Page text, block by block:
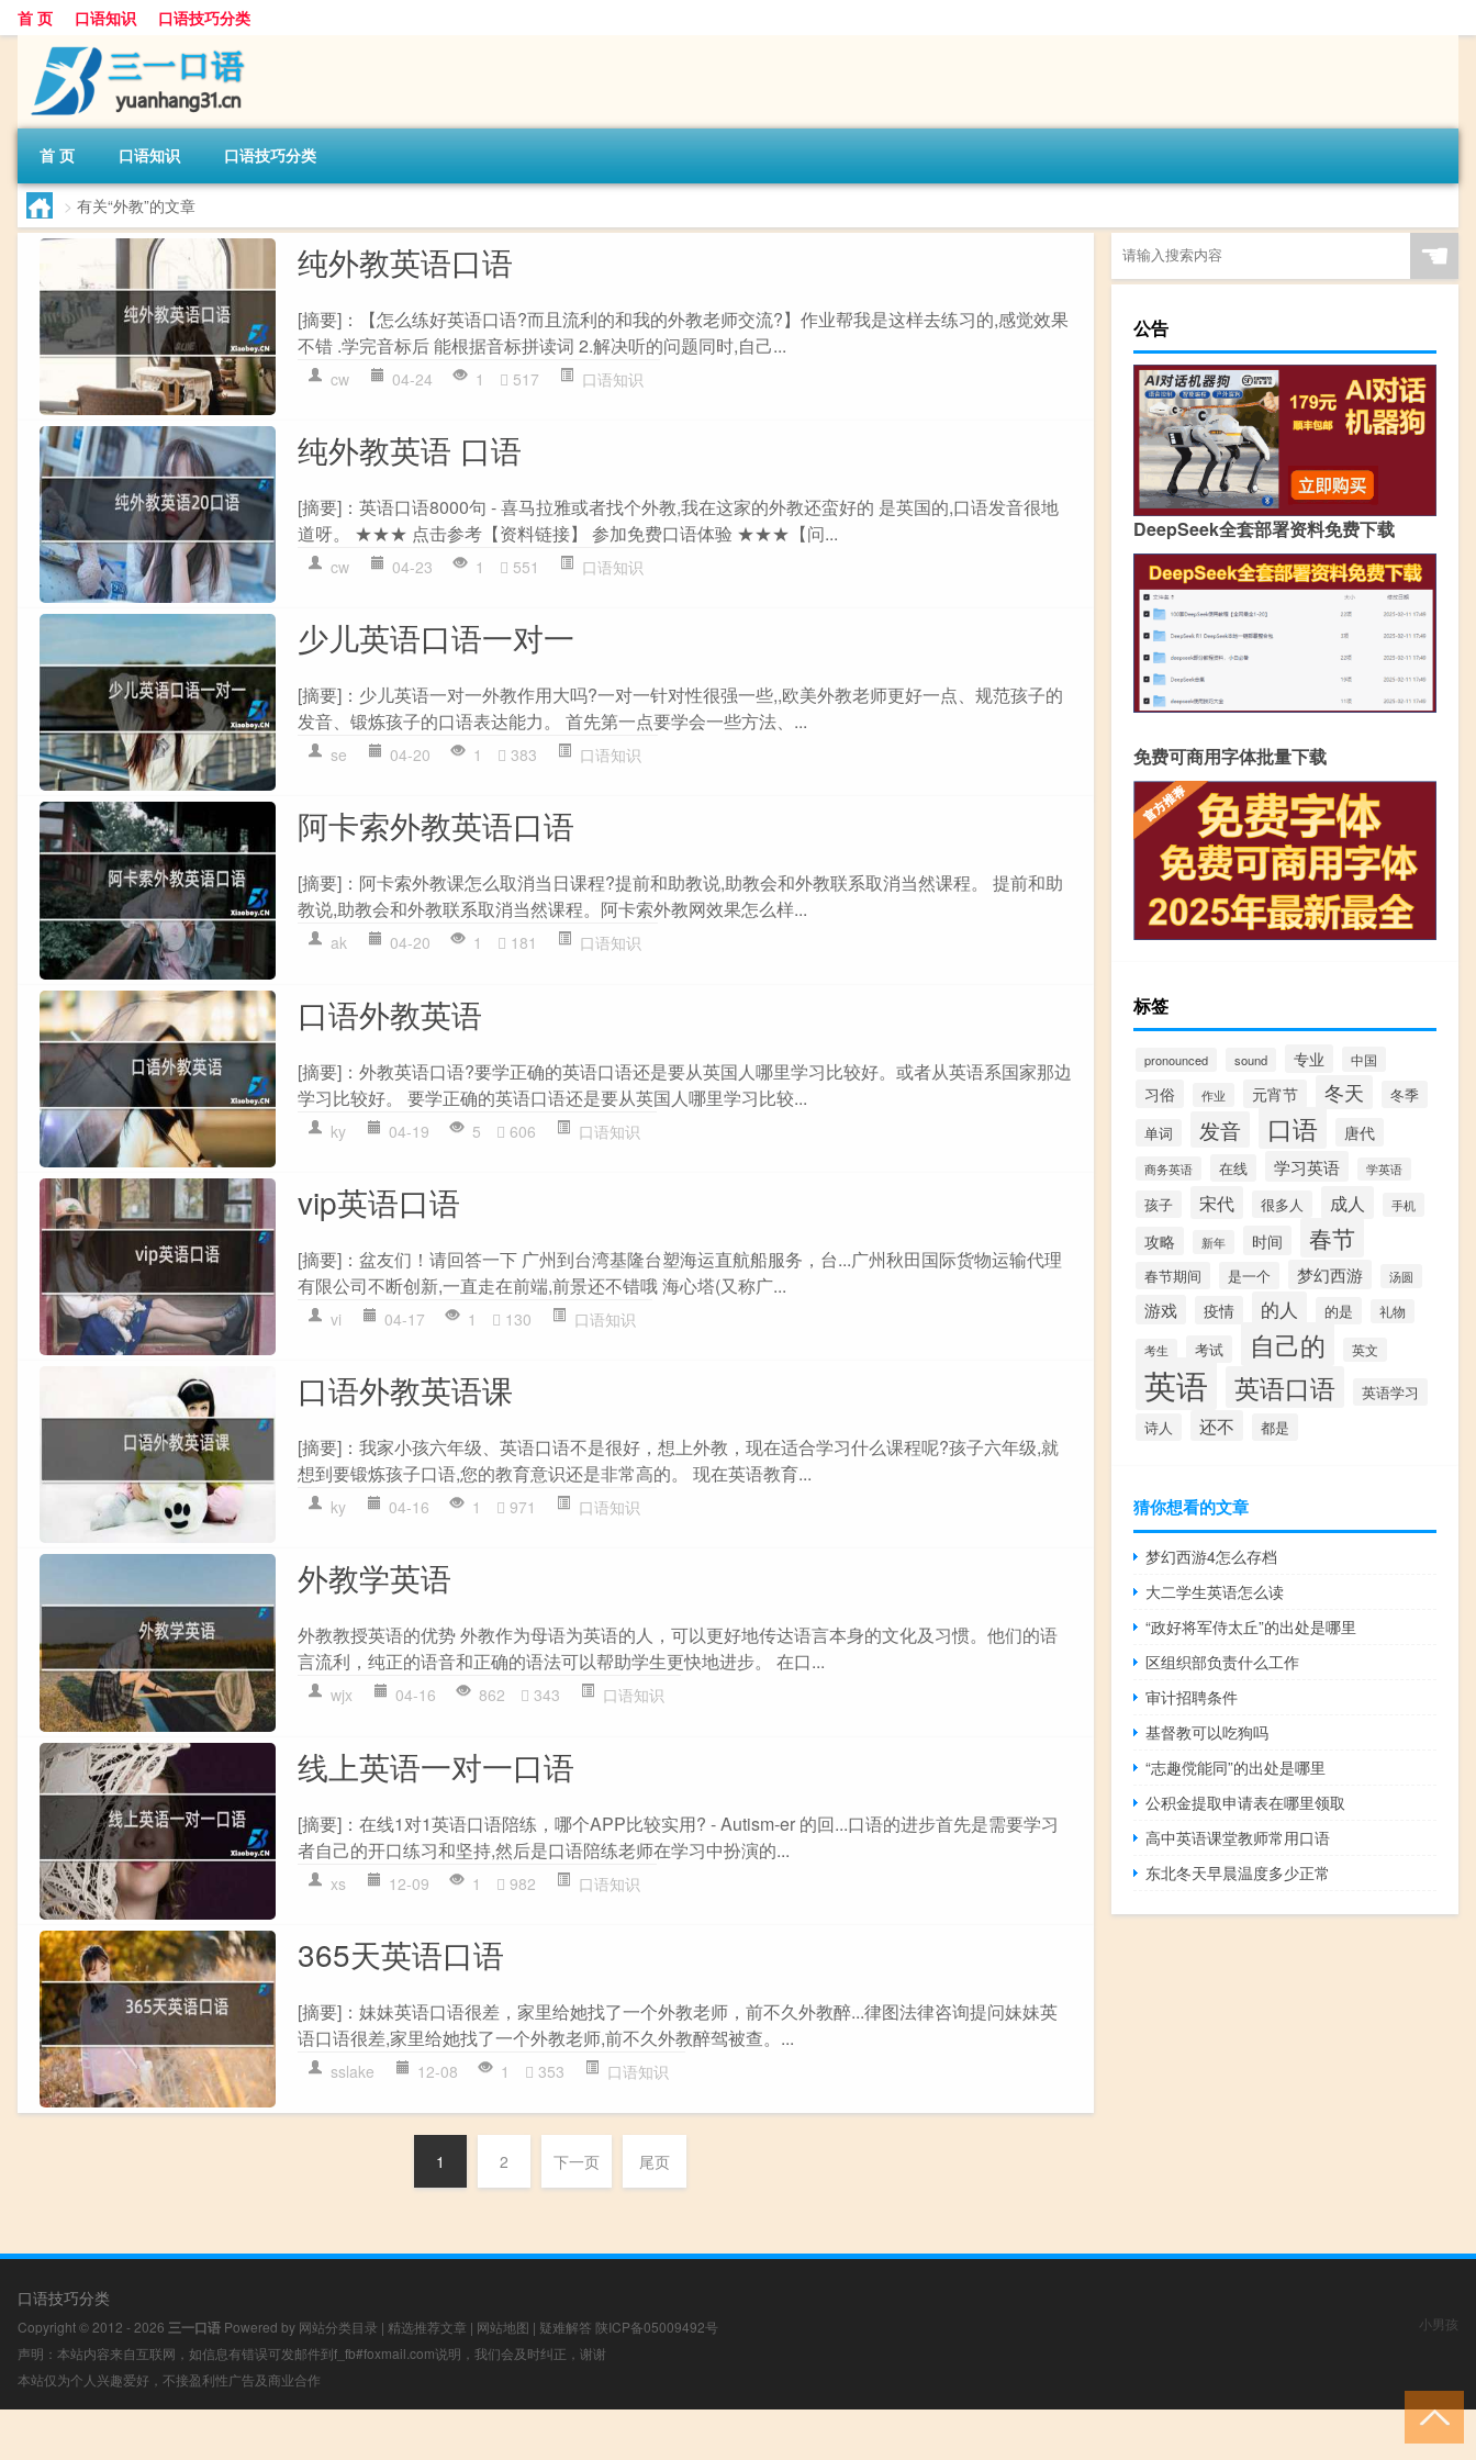
首 页 口语知识 口语技巧分类
首 页 口语知识 口语技巧分类
> 有关“外教”的文章
纯外教英语口语
[摘要]：【怎么练好英语口语?而且流利的和我的外教老师交流?】作业帮我是这样去练习的,感觉效果
不错 .学完音标后 能根据音标拼读词 2.解决听的问题同时,自己...
cw 04-24 1 517 口语知识
纯外教英语 口语
[摘要]：英语口语8000句 - 喜马拉雅或者找个外教,我在这家的外教还蛮好的 是英国的,口语发音很地
道呀。 ★★★ 点击参考【资料链接】 参加免费口语体验 ★★★【问...
cw 04-23 1 551 口语知识
少儿英语口语一对一
[摘要]：少儿英语一对一外教作用大吗?一对一针对性很强一些,,欧美外教老师更好一点、规范孩子的
发音、锻炼孩子的口语表达能力。 首先第一点要学会一些方法、...
se 04-20 1 383 口语知识
阿卡索外教英语口语
[摘要]：阿卡索外教课怎么取消当日课程?提前和助教说,助教会和外教联系取消当然课程。 提前和助
教说,助教会和外教联系取消当然课程。阿卡索外教网效果怎么样...
ak 04-20 1 181 口语知识
口语外教英语
[摘要]：外教英语口语?要学正确的英语口语还是要从英国人哪里学习比较好。或者从英语系国家那边
学习比较好。 要学正确的英语口语还是要从英国人哪里学习比较...
ky 04-19 5 606 口语知识
vip英语口语
[摘要]：盆友们！请回答一下 广州到台湾基隆台塑海运直航船服务，台...广州秋田国际货物运输代理
有限公司不断创新,一直走在前端,前景还不错哦 海心塔(又称广...
vi 04-17 1 130 口语知识
口语外教英语课
[摘要]：我家小孩六年级、英语口语不是很好，想上外教，现在适合学习什么课程呢?孩子六年级,就
想到要锻炼孩子口语,您的教育意识还是非常高的。 现在英语教育...
ky 04-16 1 971 口语知识
外教学英语
外教教授英语的优势 外教作为母语为英语的人，可以更好地传达语言本身的文化及习惯。他们的语
言流利，纯正的语音和正确的语法可以帮助学生更快地进步。 在口...
wjx 04-16 862 343 口语知识
线上英语一对一口语
[摘要]：在线1对1英语口语陪练，哪个APP比较实用? - Autism-er 的回...口语的进步首先是需要学习
者自己的开口练习和坚持,然后是口语陪练老师在学习中扮演的...
xs 12-09 1 982 口语知识
365天英语口语
[摘要]：妹妹英语口语很差，家里给她找了一个外教老师，前不久外教醉...律图法律咨询提问妹妹英
语口语很差,家里给她找了一个外教老师,前不久外教醉驾被查。...
sslake 12-08 1 353 口语知识
1 2 下一页 尾页
☚
公告
DeepSeek全套部署资料免费下载
免费可商用字体批量下载
标签
pronounced sound 专业 中国
习俗 作业 元宵节 冬天
冬季
单词
发音 口语 唐代
商务英语 在线 学习英语 学英语
孩子 宋代 很多人 成人 手机
攻略 新年 时间 春节
春节期间 是一个 梦幻西游 汤圆
游戏 疫情 的人 的是 礼物
考生 考试 自己的 英文
英语 英语口语
英语学习
诗人
还不 都是
猜你想看的文章
梦幻西游4怎么存档
大二学生英语怎么读
“政好将军侍太丘”的出处是哪里
区组织部负责什么工作
审计招聘条件
基督教可以吃狗吗
“志趣傥能同”的出处是哪里
公积金提取申请表在哪里领取
高中英语课堂教师常用口语
东北冬天早晨温度多少正常
口语技巧分类
Copyright © 2012 - 2026 三一口语 Powered by 网站分类目录 | 精选推荐文章 | 网站地图 | 疑难解答 陕ICP备05009492号
声明：本站内容来自互联网，如信息有错误可发邮件到f_fb#foxmail.com说明，我们会及时纠正，谢谢
本站仅为个人兴趣爱好，不接盈利性广告及商业合作
小男孩